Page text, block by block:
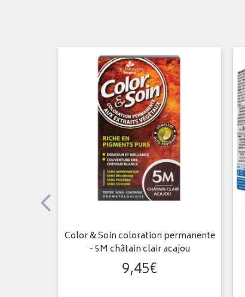
Color & Soin coloration permanente
- 5M châtain clair acajou
9,45€